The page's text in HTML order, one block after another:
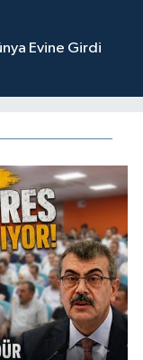
Evine Girdi